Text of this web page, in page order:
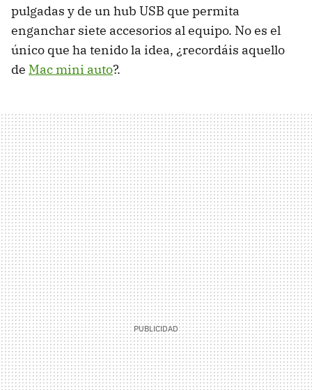
pulgadas y de un hub USB que permita
enganchar siete accesorios al equipo. No es el
único que ha tenido la idea, ¿recordáis aquello
de Mac mini auto?.